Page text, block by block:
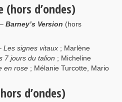
d’ondes)
Barney’s Version (hors
Les signes vitaux; Marlène
7 jours du talion ; Micheline
en rose ; Mélanie Turcotte, Mario
d’ondes)